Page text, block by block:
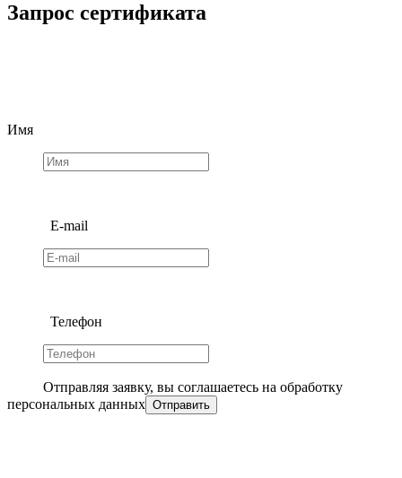
Запрос сертификата
Имя
E-mail
Телефон
Отправляя заявку, вы соглашаетесь на обработку
персональных данных Отправить